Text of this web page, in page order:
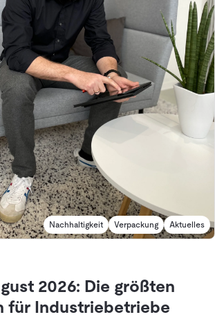
Nachhaltigkeit Verpackung Aktuelles
2026: Die größten
für Industriebetriebe